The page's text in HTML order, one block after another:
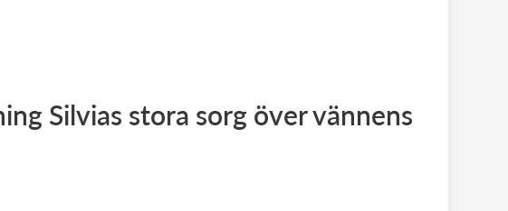
Silvias stora sorg över vännens